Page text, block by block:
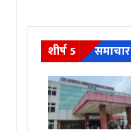
शीर्ष 5 समाचार